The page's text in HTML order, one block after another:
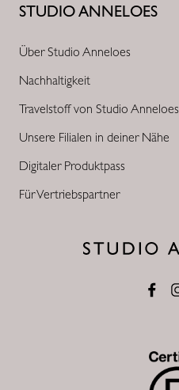
STUDIO ANNELOES
Über Studio Anneloes
Nachhaltigkeit
Travelstoff von Studio Anneloes
Unsere Filialen in deiner Nähe
Digitaler Produktpass
Für Vertriebspartner